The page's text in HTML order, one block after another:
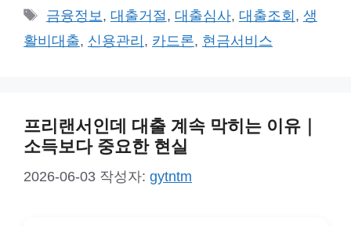
테
리
태
그
금융정보, 대출거절 , 대출심사, 대출조회 , 생
활비대출, 신용관리 , 카드론, 현금서비스
프리랜서인데 대출 계속 막히는 이유｜
소득보다 중요한 현실
2026-06-03 작성자: gytntm